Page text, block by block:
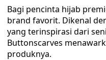
Bagi pencinta hijab
brand favorit. Dikenal
yang terinspirasi dari
Buttonscarves
produknya.